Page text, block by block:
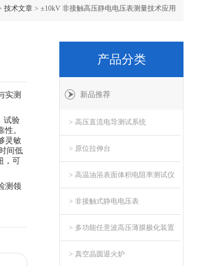
技术文章 > ±10kV 非接触高压静电电压表测量技术应用
实测
试验
。
灵敏
间低
，可
测领
产品分类
新品推荐
> 高压直流电导测试系统
> 原位拉伸台
> 高温油浴表面体积电阻率测试仪
> 非接触式静电电压表
> 多功能任意波高压薄膜极化装置
> 真空晶圆退火炉